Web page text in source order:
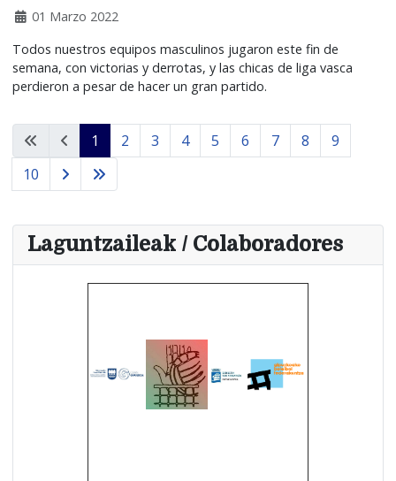
01 Marzo 2022
Todos nuestros equipos masculinos jugaron este fin de
semana, con victorias y derrotas, y las chicas de liga vasca
perdieron a pesar de hacer un gran partido.
1 2 3 4 5 6 7 8
9
10
Laguntzaileak / Colaboradores